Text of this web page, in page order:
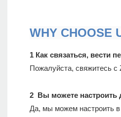
WHY CHOOSE
1 Как связаться, вести
Пожалуйста, свяжитесь с
2 Вы можете настроить
Да, мы можем настроить в